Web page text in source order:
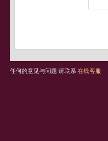
任何的意见与问题 请联系 在线客服